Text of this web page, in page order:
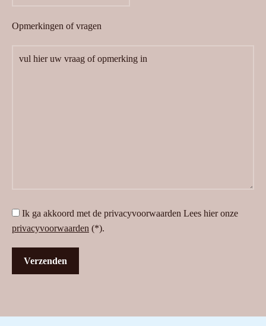
Opmerkingen of vragen
Ik ga akkoord met de privacyvoorwaarden Lees hier onze
privacyvoorwaarden (*).